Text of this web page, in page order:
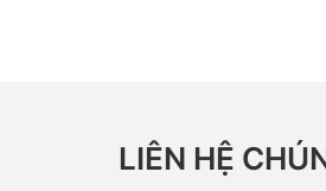
LIÊN HỆ